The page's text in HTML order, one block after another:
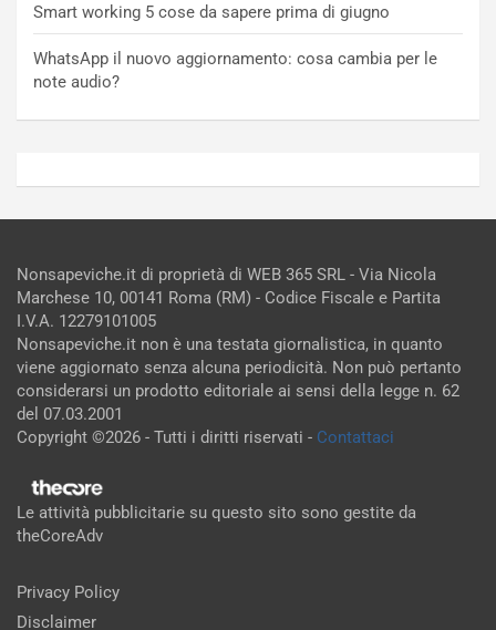
Smart working 5 cose da sapere prima di giugno
WhatsApp il nuovo aggiornamento: cosa cambia per le
note audio?
Nonsapeviche.it di proprietà di WEB 365 SRL - Via Nicola
Marchese 10, 00141 Roma (RM) - Codice Fiscale e Partita
I.V.A. 12279101005
Nonsapeviche.it non è una testata giornalistica, in quanto
viene aggiornato senza alcuna periodicità. Non può pertanto
considerarsi un prodotto editoriale ai sensi della legge n. 62
del 07.03.2001
Copyright ©2026 - Tutti i diritti riservati - Contattaci
Le attività pubblicitarie su questo sito sono gestite da
theCoreAdv
Privacy Policy
Disclaimer